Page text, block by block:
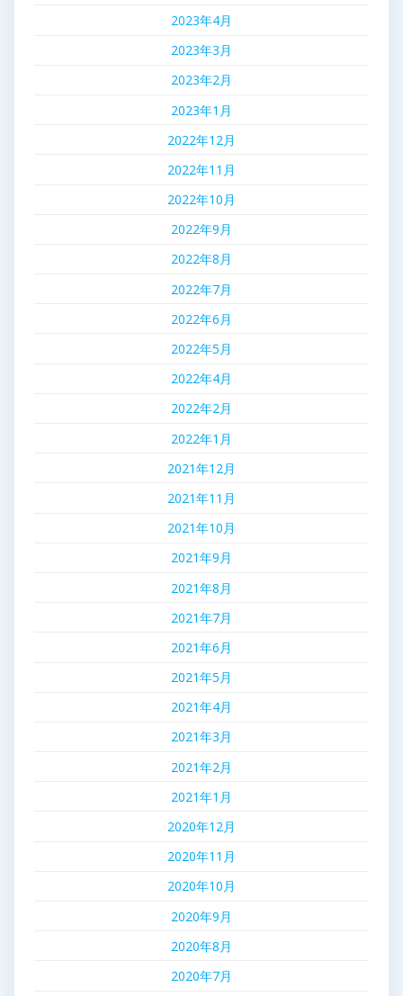
2023年4月
2023年3月
2023年2月
2023年1月
2022年12月
2022年11月
2022年10月
2022年9月
2022年8月
2022年7月
2022年6月
2022年5月
2022年4月
2022年2月
2022年1月
2021年12月
2021年11月
2021年10月
2021年9月
2021年8月
2021年7月
2021年6月
2021年5月
2021年4月
2021年3月
2021年2月
2021年1月
2020年12月
2020年11月
2020年10月
2020年9月
2020年8月
2020年7月